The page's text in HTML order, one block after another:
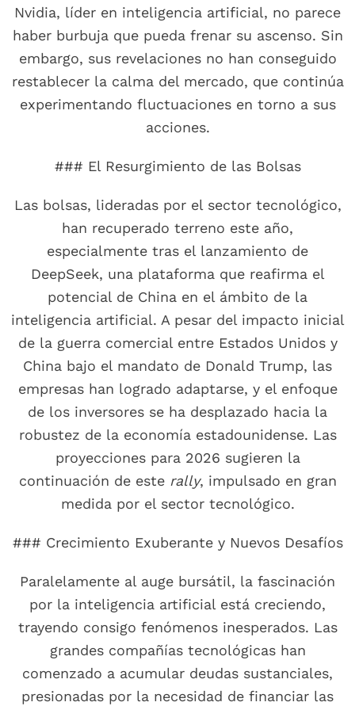
Nvidia, líder en inteligencia artificial, no parece
haber burbuja que pueda frenar su ascenso. Sin
embargo, sus revelaciones no han conseguido
restablecer la calma del mercado, que continúa
experimentando fluctuaciones en torno a sus
acciones.
### El Resurgimiento de las Bolsas
Las bolsas, lideradas por el sector tecnológico,
han recuperado terreno este año,
especialmente tras el lanzamiento de
DeepSeek, una plataforma que reafirma el
potencial de China en el ámbito de la
inteligencia artificial. A pesar del impacto inicial
de la guerra comercial entre Estados Unidos y
China bajo el mandato de Donald Trump, las
empresas han logrado adaptarse, y el enfoque
de los inversores se ha desplazado hacia la
robustez de la economía estadounidense. Las
proyecciones para 2026 sugieren la
continuación de este rally, impulsado en gran
medida por el sector tecnológico.
### Crecimiento Exuberante y Nuevos Desafíos
Paralelamente al auge bursátil, la fascinación
por la inteligencia artificial está creciendo,
trayendo consigo fenómenos inesperados. Las
grandes compañías tecnológicas han
comenzado a acumular deudas sustanciales,
presionadas por la necesidad de financiar las